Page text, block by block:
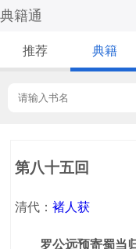
典籍通
推荐 典籍
第八十五回
清代：褚人获
罗公远预寄蜀当